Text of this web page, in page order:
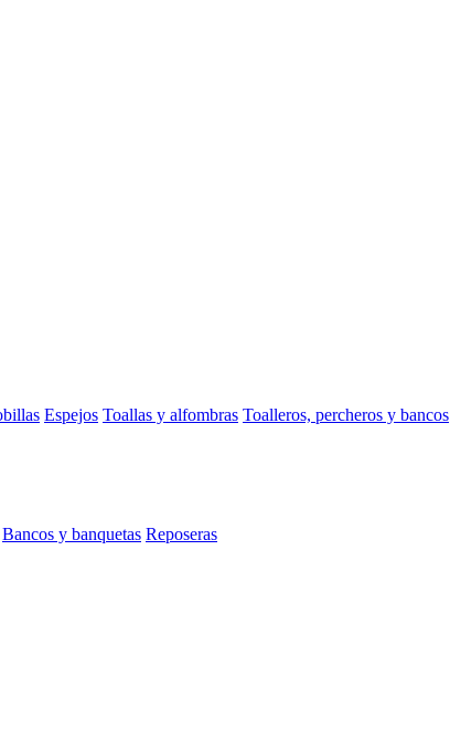
Espejos Toallas y alfombras Toalleros, percheros y bancos
Bancos y banquetas Reposeras